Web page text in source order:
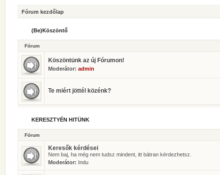
Fórum kezdőlap
(Be)Köszöntő
Fórum
Köszöntünk az új Fórumon!
Moderátor: admin
Te miért jöttél közénk?
KERESZTYÉN HITÜNK
Fórum
Keresők kérdései
Nem baj, ha még nem tudsz mindent, itt bátran kérdezhetsz.
Moderátor: Indu